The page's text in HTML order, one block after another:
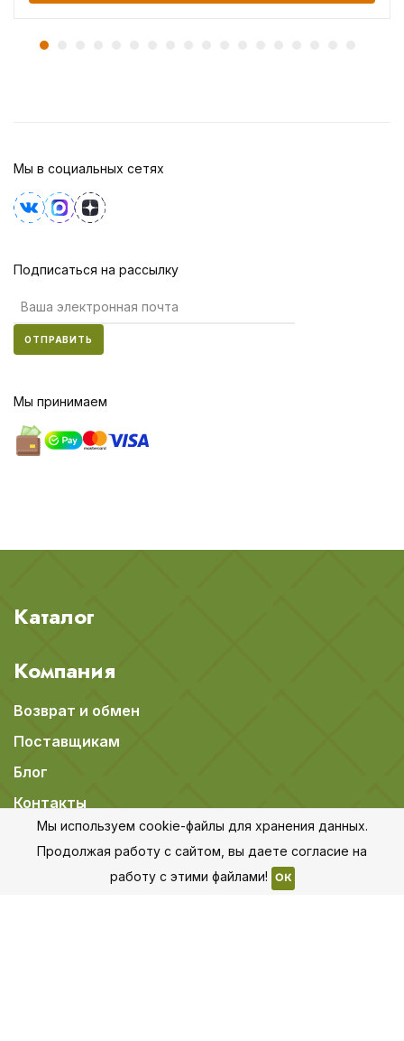
Мы в социальных сетях
Подписаться на рассылку
ОТПРАВИТЬ
Мы принимаем
Каталог
Компания
Возврат и обмен
Поставщикам
Блог
Контакты
Вакансии
Информация
Мы используем cookie-файлы для хранения данных.
Продолжая работу с сайтом, вы даете согласие на
работу с этими файлами!
OK